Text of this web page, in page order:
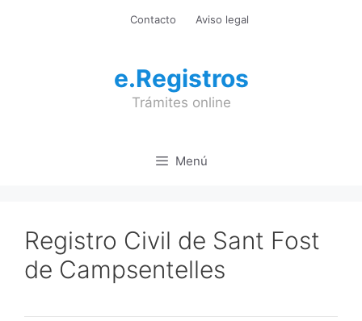
Contacto Aviso legal
e.Registros
Trámites online
Menú
Registro Civil de Sant Fost
de Campsentelles